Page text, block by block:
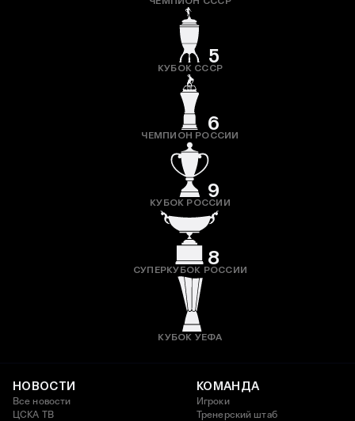
5
КУБОК СССР
6
ЧЕМПИОН РОССИИ
9
КУБОК РОССИИ
8
СУПЕРКУБОК РОССИИ
КУБОК УЕФА
НОВОСТИ
Все новости
ЦСКА ТВ
КОМАНДА
Игроки
Тренерский штаб